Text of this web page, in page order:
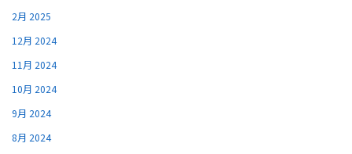
2月 2025
12月 2024
11月 2024
10月 2024
9月 2024
8月 2024